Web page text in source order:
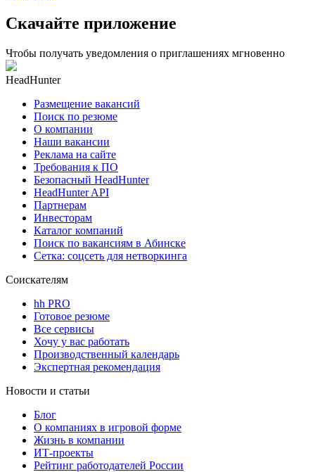
Скачайте приложение
Чтобы получать уведомления о приглашениях мгновенно
HeadHunter
Размещение вакансий
Поиск по резюме
О компании
Наши вакансии
Реклама на сайте
Требования к ПО
Безопасный HeadHunter
HeadHunter API
Партнерам
Инвесторам
Каталог компаний
Поиск по вакансиям в Абинске
Сетка: соцсеть для нетворкинга
Соискателям
hh PRO
Готовое резюме
Все сервисы
Хочу у вас работать
Производственный календарь
Экспертная рекомендация
Новости и статьи
Блог
О компаниях в игровой форме
Жизнь в компании
ИТ-проекты
Рейтинг работодателей России